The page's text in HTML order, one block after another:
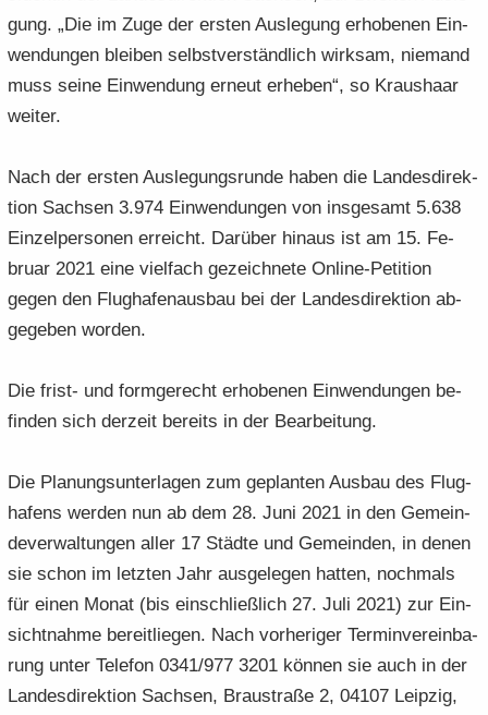
gung. „Die im Zuge der ers­ten Aus­le­gung er­ho­be­nen Ein­
wen­dun­gen blei­ben selbst­ver­ständ­lich wirk­sam, nie­mand
muss seine Ein­wen­dung er­neut er­he­ben“, so Kraus­haar
wei­ter.
Nach der ers­ten Aus­le­gungs­run­de haben die Lan­des­di­rek­
ti­on Sach­sen 3.974 Ein­wen­dun­gen von ins­ge­samt 5.638
Ein­zel­per­so­nen er­reicht. Dar­über hin­aus ist am 15. Fe­
bru­ar 2021 eine viel­fach ge­zeich­ne­te Online-​Petition
gegen den Flug­ha­fen­aus­bau bei der Lan­des­di­rek­ti­on ab­
ge­ge­ben wor­den.
Die frist-​ und form­ge­recht er­ho­be­nen Ein­wen­dun­gen be­
fin­den sich der­zeit be­reits in der Be­ar­bei­tung.
Die Pla­nungs­un­ter­la­gen zum ge­plan­ten Aus­bau des Flug­
ha­fens wer­den nun ab dem 28. Juni 2021 in den Ge­mein­
de­ver­wal­tun­gen aller 17 Städ­te und Ge­mein­den, in denen
sie schon im letz­ten Jahr aus­ge­le­gen hat­ten, noch­mals
für einen Monat (bis ein­schließ­lich 27. Juli 2021) zur Ein­
sicht­nah­me be­reit­lie­gen. Nach vor­he­ri­ger Ter­min­ver­ein­ba­
rung unter Te­le­fon 0341/977 3201 kön­nen sie auch in der
Lan­des­di­rek­ti­on Sach­sen, Brau­stra­ße 2, 04107 Leip­zig,